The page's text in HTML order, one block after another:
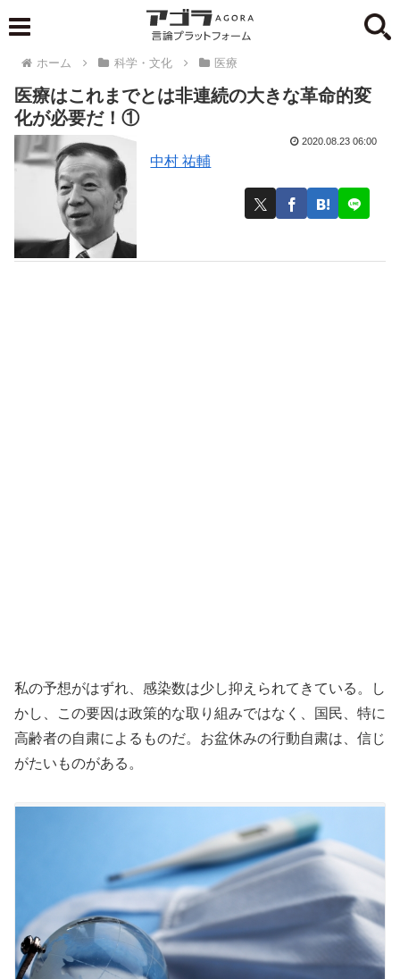
ホーム 科学・文化 医療
医療はこれまでとは非連続の大きな革命的変
化が必要だ！①
中村 祐輔
2020.08.23 06:00
私の予想がはずれ、感染数は少し抑えられてきている。し
かし、この要因は政策的な取り組みではなく、国民、特に
高齢者の自粛によるものだ。お盆休みの行動自粛は、信じ
がたいものがある。